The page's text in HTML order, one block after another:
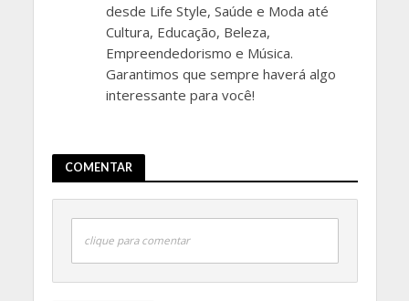
desde Life Style, Saúde e Moda até
Cultura, Educação, Beleza,
Empreendedorismo e Música.
Garantimos que sempre haverá algo
interessante para você!
COMENTAR
clique para comentar